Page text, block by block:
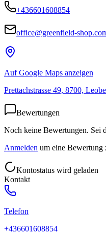
+436601608854
office@greenfield-
Auf Google Maps anzeigen
Prettachstrasse 49, 8700,
Bewertungen
Noch keine Bewertungen. Sei
Anmelden um eine Bewertung
Kontostatus wird geladen
Kontakt
Telefon
+436601608854